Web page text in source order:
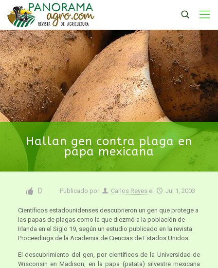
Hallan gen contra plaga en
papa mexicana
0 Publicado por Carlos Reyes el Jul 1, 2003
Científicos estadounidenses descubrieron un gen que protege a
las papas de plagas como la que diezmó a la población de
Irlanda en el Siglo 19, según un estudio publicado en la revista
Proceedings de la Academia de Ciencias de Estados Unidos.
El descubrimiento del gen, por científicos de la Universidad de
Wisconsin en Madison, en la papa (patata) silvestre mexicana